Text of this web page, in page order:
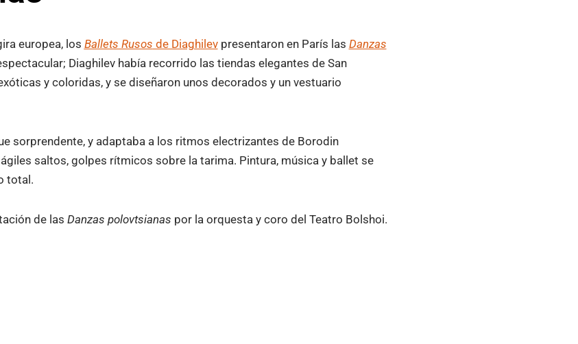
europea, los Ballets Rusos de Diaghilevpresentaron en París las Danzas
Diaghilev había recorrido las tiendas elegantes de San
y coloridas, y se diseñaron unos decorados y un vestuario
sorprendente, y adaptaba a los ritmos electrizantes de Borodin
saltos, golpes rítmicos sobre la tarima. Pintura, música y ballet se
total.
de las Danzas polovtsianas por la orquesta y coro del Teatro Bolshoi.